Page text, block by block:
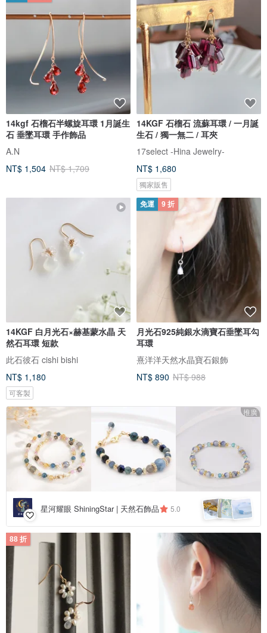
14kgf 石榴石半螺旋耳環 1月誕生
石 垂墜耳環 手作飾品
A.N
NT$ 1,504 NT$ 1,709
14KGF 石榴石 流蘇耳環 / 一月誕
生石 / 獨一無二 / 耳夾
17select -Hina Jewelry-
NT$ 1,680
獨家販售
14KGF 白月光石×赫基蒙水晶 天
然石耳環 短款
此石彼石 cishi bishi
NT$ 1,180
可客製
免運 9 折
月光石925純銀水滴寶石垂墜耳勾
耳環
熹洋洋天然水晶寶石銀飾
NT$ 890 NT$ 988
推廣
星河耀眼 ShiningStar | 天然石飾品 5.0
88 折